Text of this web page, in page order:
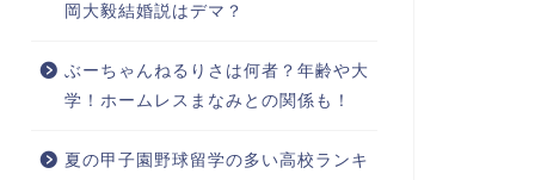
岡大毅結婚説はデマ？
ぶーちゃんねるりさは何者？年齢や大
学！ホームレスまなみとの関係も！
夏の甲子園野球留学の多い高校ランキ